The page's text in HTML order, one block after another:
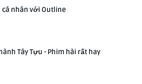
cá nhân với Outline
Tây Tựu - Phim hài rất hay